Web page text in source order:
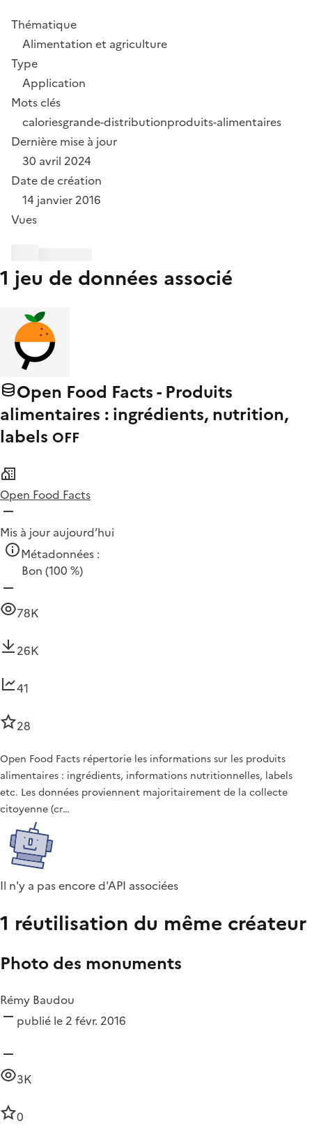
Thématique
Alimentation et agriculture
Type
Application
Mots clés
caloriesgrande-distributionproduits-alimentaires
Dernière mise à jour
30 avril 2024
Date de création
14 janvier 2016
Vues
1 jeu de données associé
Open Food Facts - Produits
alimentaires : ingrédients, nutrition,
labels OFF
Open Food Facts
Mis à jour aujourd’hui
Métadonnées :
Bon (100 %)
78K
26K
41
28
Open Food Facts répertorie les informations sur les produits
alimentaires : ingrédients, informations nutritionnelles, labels
etc. Les données proviennent majoritairement de la collecte
citoyenne (cr…
Il n'y a pas encore d'API associées
1 réutilisation du même créateur
Photo des monuments
Rémy Baudou
publié le 2 févr. 2016
3K
0